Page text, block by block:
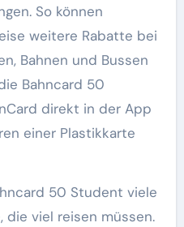
So können
weitere Rabatte bei
Bahnen und Bussen
Bahncard 50
direkt in der App
einer Plastikkarte
50 Student viele
viel reisen müssen.